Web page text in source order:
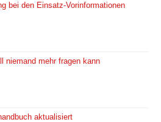
bei den Einsatz-Vorinformationen
niemand mehr fragen kann
aktualisiert